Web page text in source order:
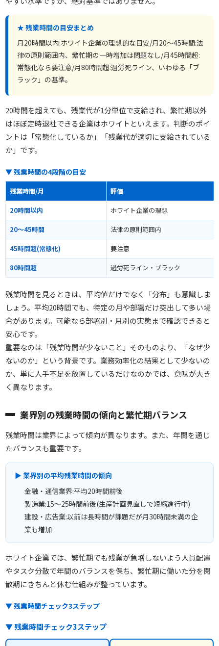
★ 残業時間の目安まとめ
月20時間以内:ホワイト企業の理想的な目安/月20〜45時間:法
律の原則範囲内、繁忙期の一時増加は問題なし/月45時間超:
常態化なら要注意/月80時間超:過労死ライン、いわゆる「ブ
ラック」の基準。
20時間を超えても、残業代が1分単位で支給され、繁忙期以外
はほぼ定時退社できる企業はホワイトといえます。判断のポイ
ントは「常態化しているか」「残業代が適切に支給されている
か」です。
▼ 残業時間の4段階の目安
残業時間/月 評価
20時間以内 ホワイト企業の理想
20〜45時間 法律の原則範囲内
45時間超(常態化) 要注意
80時間超 過労死ライン・ブラック
残業時間を見るときは、平均値だけでなく「分布」も意識しま
しょう。平均20時間でも、特定の月や部署だけ突出して多い場
合があります。可能なら部署別・月別の実態まで確認できると
安心です。
重要なのは「残業時間が少ないこと」そのものより、「なぜ少
ないのか」という背景です。業務効率化の結果として少ないの
か、単に人手不足を放置しているだけなのかでは、意味が大き
く異なります。
業界別の残業時間の傾向と繁忙期バランス
残業時間は業界によって傾向が異なります。また、年間を通じ
たバランスも重要です。
▶ 業界別の平均残業時間の傾向
金融・通信業界:平均20時間前後
製造業:15〜25時間前後(生産計画見直しで短縮進行中)
建設・広告業:以前は長時間が課題だが月30時間未満の企
業も増加
ホワイト企業では、繁忙期でも残業が急増しないよう人員配置
やタスク分散で年間のバランスを保ち、繁忙期に働いた分を閑
散期にきちんと休む仕組みが整っています。
▼ 残業時間チェック3ステップ
▼ 残業時間チェック3ステップ